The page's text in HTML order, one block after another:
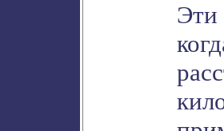
Эти